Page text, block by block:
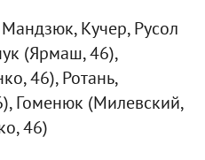
Кучер, Русол
(Ярмаш, 46),
46), Ротань,
Гоменюк (Милевский,
46)